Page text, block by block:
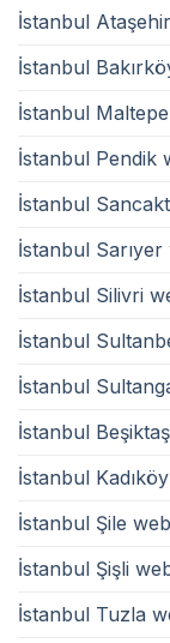
İstanbul
İstanbul
İstanbul
İstanbul Pendik
İstanbul
İstanbul Sarıyer
İstanbul Silivri
İstanbul
İstanbul
İstanbul
İstanbul
İstanbul Şile
İstanbul Şişli
İstanbul Tuzla